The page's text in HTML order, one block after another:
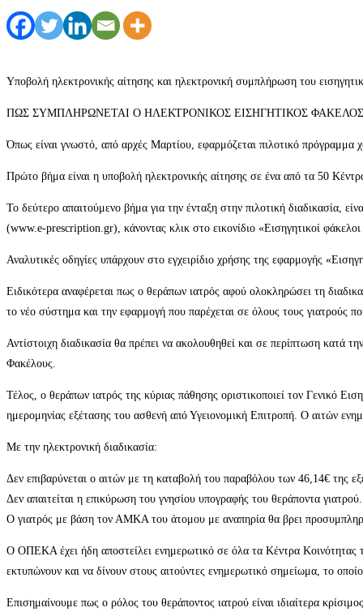
Υποβολή ηλεκτρονικής αίτησης και ηλεκτρονική συμπλήρωση του
ΠΩΣ ΣΥΜΠΛΗΡΩΝΕΤΑΙ Ο ΗΛΕΚΤΡΟΝΙΚΟΣ ΕΙΣΗΓΗΤΙΚΟΣ
Όπως είναι γνωστό, από αρχές Μαρτίου, εφαρμόζεται πιλοτικό
Πρώτο βήμα είναι η υποβολή ηλεκτρονικής αίτησης σε ένα από τα 50
Το δεύτερο απαιτούμενο βήμα για την ένταξη στην πιλοτική διαδικασία,
(www.e-prescription.gr), κάνοντας κλικ στο εικονίδιο «Εισηγητικοί
Αναλυτικές οδηγίες υπάρχουν στο εγχειρίδιο χρήσης της εφαρμογής
Ειδικότερα αναφέρεται πως ο θεράπων ιατρός αφού ολοκληρώσει τη
το νέο σύστημα και την εφαρμογή που παρέχεται σε όλους τους γιατρούς
Αντίστοιχη διαδικασία θα πρέπει να ακολουθηθεί και σε περίπτωση κατά
Φακέλους.
Τέλος, ο θεράπων ιατρός της κύριας πάθησης οριστικοποιεί τον Γενικό
ημερομηνίας εξέτασης του ασθενή από Υγειονομική Επιτροπή. Ο αιτών
Με την ηλεκτρονική διαδικασία:
Δεν επιβαρύνεται ο αιτών με τη καταβολή του παραβόλου των 46,14€ της
Δεν απαιτείται η επικύρωση του γνησίου υπογραφής του θεράποντα γιατρού.
Ο γιατρός με βάση τον ΑΜΚΑ του άτομου με αναπηρία θα βρει
Ο ΟΠΕΚΑ έχει ήδη αποστείλει ενημερωτικό σε όλα τα Κέντρα Κοινότητας
εκτυπώνουν και να δίνουν στους αιτούντες ενημερωτικό σημείωμα, το
Επισημαίνουμε πως ο ρόλος του θεράποντος ιατρού είναι ιδιαίτερα